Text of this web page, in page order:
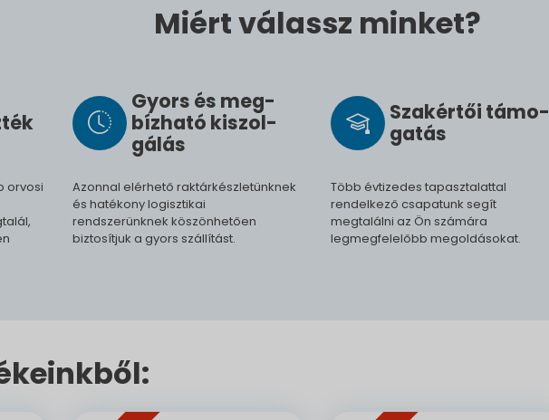
Miért válassz minket?
orvosi
Gyors és meg­
bíz­ha­tó ki­szol­
gál­ás
Azonnal elérhető raktárkészletünknek
és hatékony logisztikai
rendszerünknek köszönhetően
biztosítjuk a gyors szállítást.
Szak­értői tá­mo­
ga­tás
Több évtizedes tapasztalattal
rendelkező csapatunk segít
megtalálni az Ön számára
legmegfelelőbb megoldásokat.